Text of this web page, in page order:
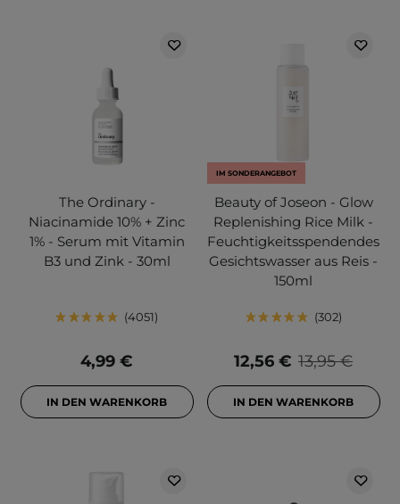
The Ordinary -
Niacinamide 10% + Zinc
1% - Serum mit Vitamin
B3 und Zink - 30ml
4051
4,99 €
IN DEN WARENKORB
IM SONDERANGEBOT
Beauty of Joseon - Glow
Replenishing Rice Milk -
Feuchtigkeitsspendendes
Gesichtswasser aus Reis -
150ml
302
13,95 €
12,56 €
IN DEN WARENKORB